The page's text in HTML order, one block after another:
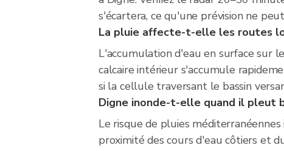
s'écartera, ce qu'une prévision ne
La pluie affecte-t-elle les routes
L'accumulation d'eau en surface sur
calcaire intérieur s'accumule
si la cellule traversant le bassin
Digne inonde-t-elle quand il pleut
Le risque de pluies
proximité des cours d'eau côtiers et